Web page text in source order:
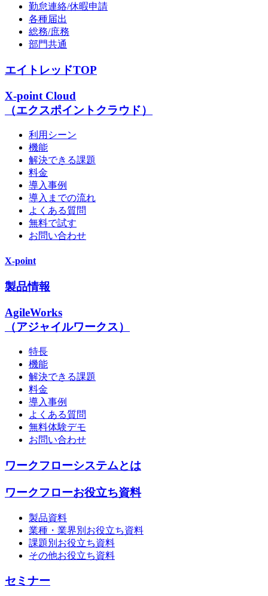
勤怠連絡/休暇申請
各種届出
総務/庶務
部門共通
エイトレッドTOP
X-point Cloud
（エクスポイントクラウド）
利用シーン
機能
解決できる課題
料金
導入事例
導入までの流れ
よくある質問
無料で試す
お問い合わせ
X-point
製品情報
AgileWorks
（アジャイルワークス）
特長
機能
解決できる課題
料金
導入事例
よくある質問
無料体験デモ
お問い合わせ
ワークフローシステムとは
ワークフローお役立ち資料
製品資料
業種・業界別お役立ち資料
課題別お役立ち資料
その他お役立ち資料
セミナー